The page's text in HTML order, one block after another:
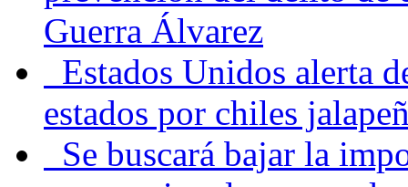
Guerra Álvarez
Estados Unidos alerta
estados por chiles
Se buscará bajar la